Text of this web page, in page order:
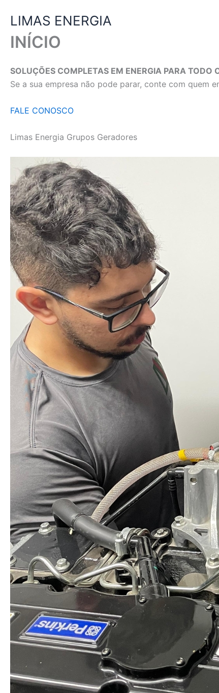
conteúdo
LIMAS ENERGIA
INÍCIO
SOLUÇÕES COMPLETAS EM ENERGIA PARA TODO
Se a sua empresa não pode parar, conte com quem
FALE CONOSCO
Limas Energia Grupos Geradores